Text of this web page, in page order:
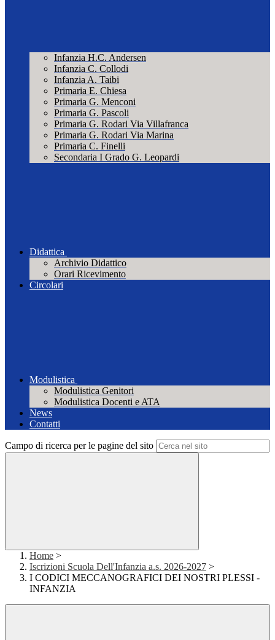
Infanzia H.C. Andersen
Infanzia C. Collodi
Infanzia A. Taibi
Primaria E. Chiesa
Primaria G. Menconi
Primaria G. Pascoli
Primaria G. Rodari Via Villafranca
Primaria G. Rodari Via Marina
Primaria C. Finelli
Secondaria I Grado G. Leopardi
Didattica
Archivio Didattico
Orari Ricevimento
Circolari
Modulistica
Modulistica Genitori
Modulistica Docenti e ATA
News
Contatti
Campo di ricerca per le pagine del sito
Home >
Iscrizioni Scuola Dell'Infanzia a.s. 2026-2027 >
I CODICI MECCANOGRAFICI DEI NOSTRI PLESSI -
INFANZIA